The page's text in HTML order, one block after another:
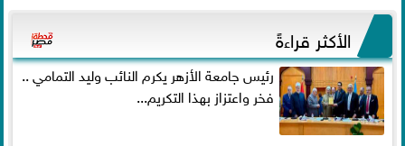
الأكثر قراءةً
رئيس جامعة الأزهر يكرم النائب وليد التمامي ..
فخر واعتزاز بهذا التكريم...